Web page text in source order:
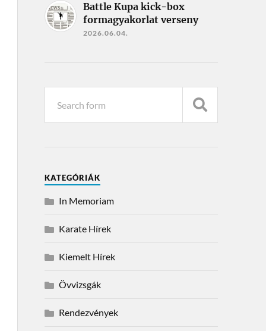
Battle Kupa kick-box
formagyakorlat verseny
2026.06.04.
KATEGÓRIÁK
In Memoriam
Karate Hírek
Kiemelt Hírek
Övvizsgák
Rendezvények